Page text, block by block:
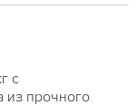
с
из прочного